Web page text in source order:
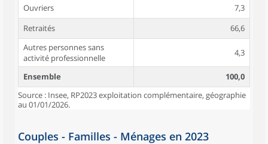
Ouvriers
7,3
Retraités
66,6
Autres personnes sans
activité professionnelle
4,3
Ensemble
100,0
Source : Insee, RP2023 exploitation complémentaire, géographie
au 01/01/2026.
Couples - Familles - Ménages en 2023